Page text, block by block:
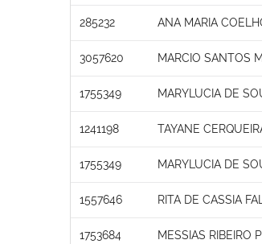
285232 ANA MARIA
3057620 MARCIO SANTOS
1755349 MARYLUCIA DE
1241198 TAYANE
1755349 MARYLUCIA DE
1557646 RITA DE CASSIA
1753684 MESSIAS RIBEIRO